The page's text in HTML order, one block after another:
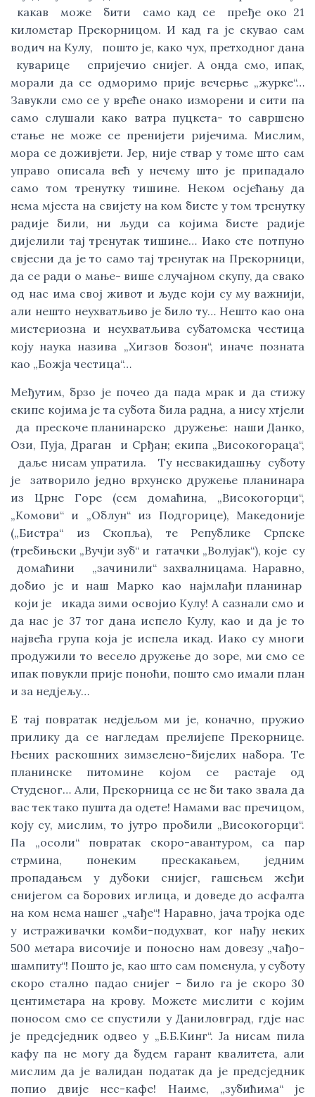
какав може бити само кад се пређе око 21
километар Прекорницом. И кад га је скувао сам
водич на Кулу, пошто је, како чух, претходног дана
куварице спријечио снијег. А онда смо, ипак,
морали да се одморимо прије вечерње „журке“…
Завукли смо се у вреће онако изморени и сити па
само слушали како ватра пуцкета- то савршено
стање не може се пренијети ријечима. Мислим,
мора се доживјети. Јер, није ствар у томе што сам
управо описала већ у нечему што је припадало
само том тренутку тишине. Неком осјећању да
нема мјеста на свијету на ком бисте у том тренутку
радије били, ни људи са којима бисте радије
дијелили тај тренутак тишине… Иако сте потпуно
свјесни да је то само тај тренутак на Прекорници,
да се ради о мање- више случајном скупу, да свако
од нас има свој живот и људе који су му важнији,
али нешто неухватљиво је било ту… Нешто као она
мистериозна и неухватљива субатомска честица
коју наука назива „Хигзов бозон“, иначе позната
као „Божја честица“…
Међутим, брзо је почео да пада мрак и да стижу
екипе којима је та субота била радна, а нису хтјели
да прескоче планинарско дружење: наши Данко,
Ози, Пуја, Драган и Срђан; екипа „Високогораца“,
даље нисам упратила. Ту несвакидашњу суботу
је затворило једно врхунско дружење планинара
из Црне Горе (сем домаћина, „Високогорци“,
„Комови“ и „Облун“ из Подгорице), Македоније
(„Бистра“ из Скопља), те Републике Српске
(требињски „Вучји зуб“ и гатачки „Волујак“), које су
домаћини „зачинили“ захвалницама. Наравно,
добио је и наш Марко као најмлађи планинар
који је икада зими освојио Кулу! А сазнали смо и
да нас је 37 тог дана испело Кулу, као и да је то
највећа група која је испела икад. Иако су многи
продужили то весело дружење до зоре, ми смо се
ипак повукли прије поноћи, пошто смо имали план
и за недјељу…
Е тај повратак недјељом ми је, коначно, пружио
прилику да се нагледам прелијепe Прекорнице.
Њених раскошних зимзелено-бијелих набора. Те
планинске питомине којом се растаје од
Студеног… Али, Прекорница се не би тако звала да
вас тек тако пушта да одете! Намами вас пречицом,
коју су, мислим, то јутро пробили „Високогорци“.
Па „осоли“ повратак скоро-авантуром, са пар
стрмина, понеким прескакањем, једним
пропадањем у дубоки снијег, гашењем жеђи
снијегом са борових иглица, и доведе до асфалта
на ком нема нашег „чађе“! Наравно, јача тројка оде
у истраживачки комби-подухват, ког нађу неких
500 метара височије и поносно нам довезу „чађо-
шампиту“! Пошто је, као што сам поменула, у суботу
скоро стално падао снијег – било га је скоро 30
центиметара на крову. Можете мислити с којим
поносом смо се спустили у Даниловград, гдје нас
је предсједник одвео у „Б.Б.Кинг“. Ја нисам пила
кафу па не могу да будем гарант квалитета, али
мислим да је валидан податак да је предсједник
попио двије нес-кафе! Наиме, „зубићима“ је